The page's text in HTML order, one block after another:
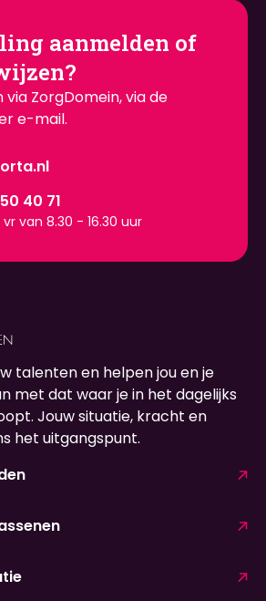
aanmelden of
via ZorgDomein, via de
e-mail.
40 71
van 8.30 - 16.30 uur
talenten en helpen jou en je
met dat waar je in het dagelijks
Jouw situatie, kracht en
het uitgangspunt.